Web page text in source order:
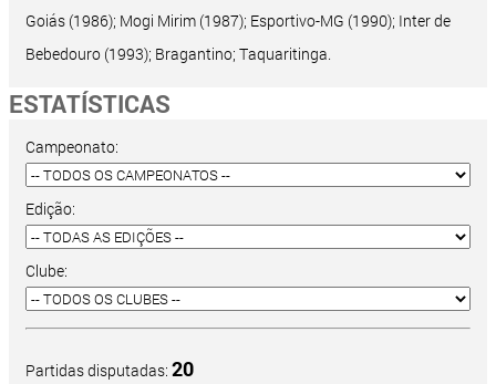
Goiás (1986); Mogi Mirim (1987); Esportivo-MG (1990); Inter de
Bebedouro (1993); Bragantino; Taquaritinga.
ESTATÍSTICAS
Campeonato:
Edição:
Clube:
Partidas disputadas: 20